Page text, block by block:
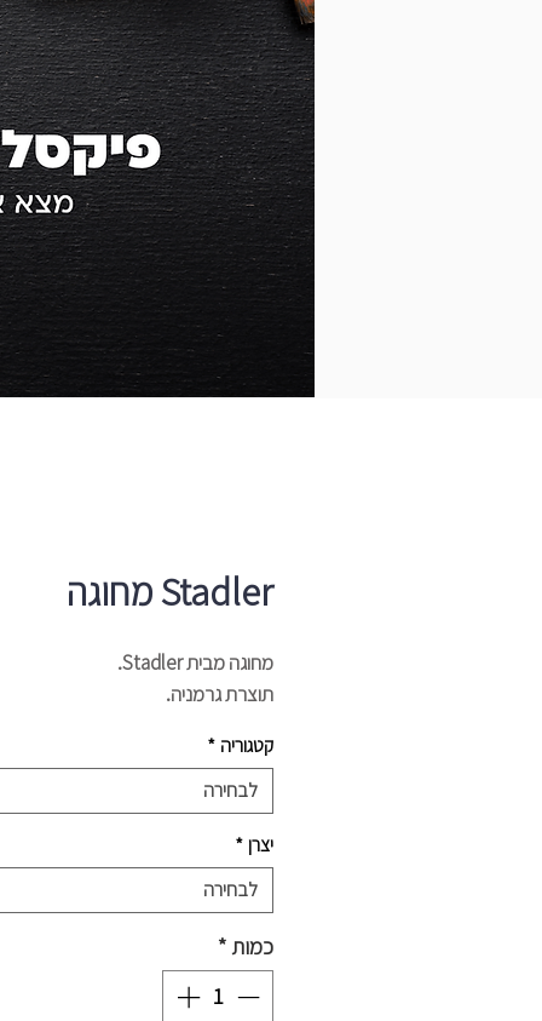
Stadler מחוגה
מחוגה מבית Stadler.
תוצרת גרמניה.
קטגוריה *
לבחירה
יצרן *
לבחירה
כמות*